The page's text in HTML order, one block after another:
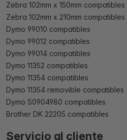
Zebra 102mm x 150mm compatibles
Zebra 102mm x 210mm compatibles
Dymo 99010 compatibles
Dymo 99012 compatibles
Dymo 99014 compatibles
Dymo 11352 compatibles
Dymo 11354 compatibles
Dymo 11354 removible compatibles
Dymo S0904980 compatibles
Brother DK 22205 compatibles
Servicio al cliente